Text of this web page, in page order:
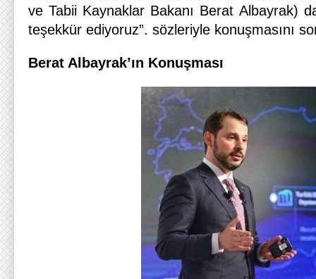
ve Tabii Kaynaklar Bakanı Berat Albayrak)
teşekkür ediyoruz”. sözleriyle konuşmasını
Berat Albayrak’ın Konuşması